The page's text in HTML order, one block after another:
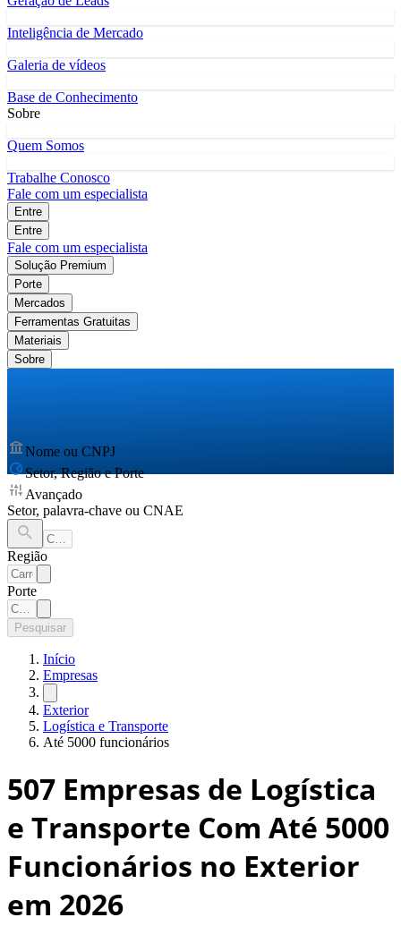
Inteligência de Mercado
Galeria de vídeos
Base de Conhecimento
Sobre
Quem Somos
Trabalhe Conosco
Fale com um especialista
Entre
Entre
Fale com um especialista
Solução Premium
Porte
Mercados
Ferramentas Gratuitas
Materiais
Sobre
Nome ou CNPJ
Setor, Região e Porte
Avançado
Setor, palavra-chave ou CNAE
Região
Porte
Pesquisar
Início
Empresas
Exterior
Logística e Transporte
Até 5000 funcionários
507 Empresas de Logística
e Transporte Com Até 5000
Funcionários no Exterior
em 2026